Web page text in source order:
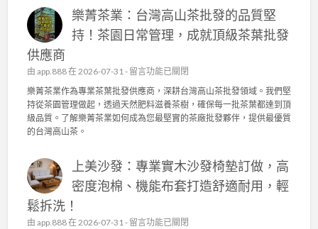
樂菁茶業：台灣高山茶批發的品質堅
持！茶園日常管理，成就頂級茶葉批發
供應商
由 app.888在 2026-07-31 - 在
〈
樂
菁
茶
台
高
茶
留言功能已關閉
樂菁茶業作為專業茶葉批發供應商，深耕台灣高山茶批發領域。我們堅
持從茶園管理做起，透過天然肥料滋養茶樹，確保每一批茶葉都達到頂
級品質。了解樂菁茶業如何成為您最堅實的茶廠批發夥伴，提供最優質
的台灣高山茶。
上美沙發：專業實木沙發椅墊訂做，高
密度泡棉、機能布套打造舒適耐用，輕
鬆拆洗！
由 app.888在 2026-07-31 - 在
留言功能已關閉